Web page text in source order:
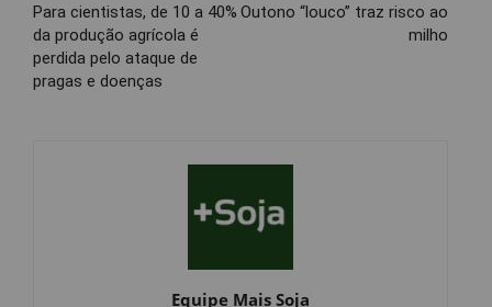
Para cientistas, de 10 a 40%
da produção agrícola é
perdida pelo ataque de
pragas e doenças
Outono “louco” traz risco ao
milho
Equipe Mais Soja